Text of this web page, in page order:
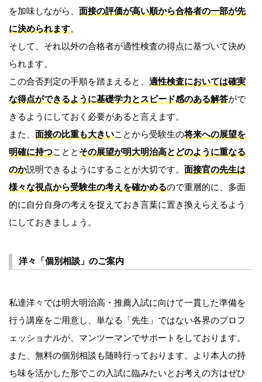
を加味しながら、 面接の評価が高い順から合格者の一部が先
に決められます。
そして、それ以外の合格者が適性検査の得点に基づいて決め
られます。
この合否判定の手順を踏まえると、 適性検査においては確実
な得点ができるように基礎学力とスピード感のある解答がで
きるようにしておく必要があると言えます。
また、 面接の比重も大きいことから受験生の将来への展望を
明確に持つこととその展望が明大明治高とどのように重なる
のか説明できるようにすることが大切です。 面接官の先生は
様々な視点から受験生の考えを確かめるので重層的に、多面
的に自分自身の考えを捉えておき言葉に置き換えらえるよう
にしておきましょう。
洋々「個別相談」のご案内
私達洋々では明大明治高・推薦入試に向けて一貫した準備を
行う講座をご用意し、単なる「先生」ではない各界のプロフ
ェッショナルが、マンツーマンでサポートをしております。
また、無料の個別相談も随時行っております。より本人の持
ち味を活かした形でこの入試に臨みたいとお考えの方はぜひ